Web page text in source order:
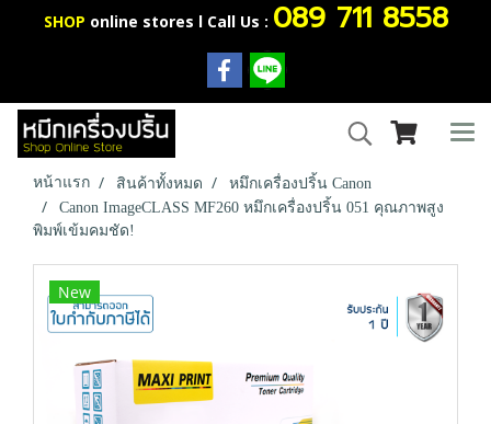
SHOP online stores l Call Us : 089 711 8558
หน้าแรก สินค้าทั้งหมด
หมึกเครื่องปริ้น Canon
Canon ImageCLASS MF260 หมึกเครื่องปริ้น 051 คุณภาพสูง
พิมพ์เข้มคมชัด!
New